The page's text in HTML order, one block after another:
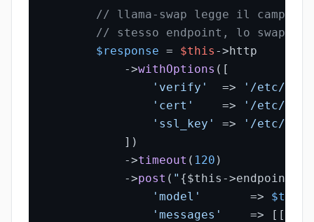
// llama-swap legge il campo
// stesso endpoint, lo swap
$response = $this ->http
            ->
withOptions ([
'verify'
  =>
'/etc/
'cert'
    =>
'/etc/
'ssl_key'
=>
'/etc/ssl/
            ])
            ->
timeout ( 120 )
            ->
post ( " {$this->endpoint}
'model'
       =>
$this
'messages'
    => [[